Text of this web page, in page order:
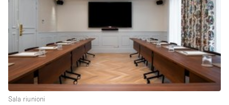
Aria condizionata
Arredamento
Ascensore
Attaccapanni
Attrezzature da ufficio
Bagni
Sala riunioni